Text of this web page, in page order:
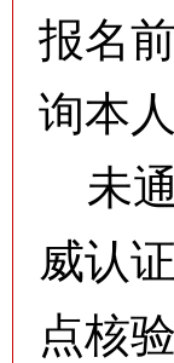
报名
询本
未通
威认
点核